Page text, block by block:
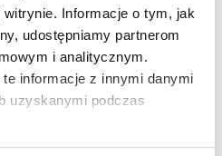
Informacje o tym, jak
udostępniamy partnerom
i analitycznym.
informacje z innymi danymi
uzyskanymi podczas
SPÓŁKA Z
KOMANDYTOWA